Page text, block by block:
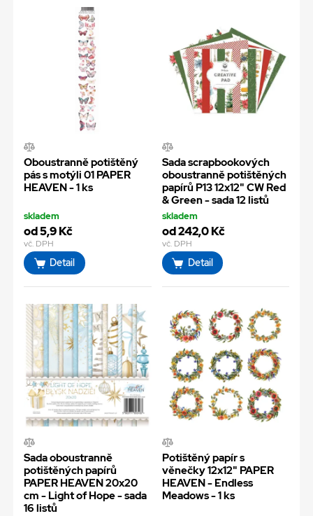
Oboustranně potištěný
pás s motýli 01 PAPER
HEAVEN - 1 ks
skladem
od 5,9 Kč
vč. DPH
Detail
Sada scrapbookových
oboustranně potištěných
papírů P13 12x12" CW Red
& Green - sada 12 listů
skladem
od 242,0 Kč
vč. DPH
Detail
Sada oboustranně
potištěných papírů
PAPER HEAVEN 20x20
cm - Light of Hope - sada
16 listů
Potištěný papír s
věnečky 12x12" PAPER
HEAVEN - Endless
Meadows - 1 ks